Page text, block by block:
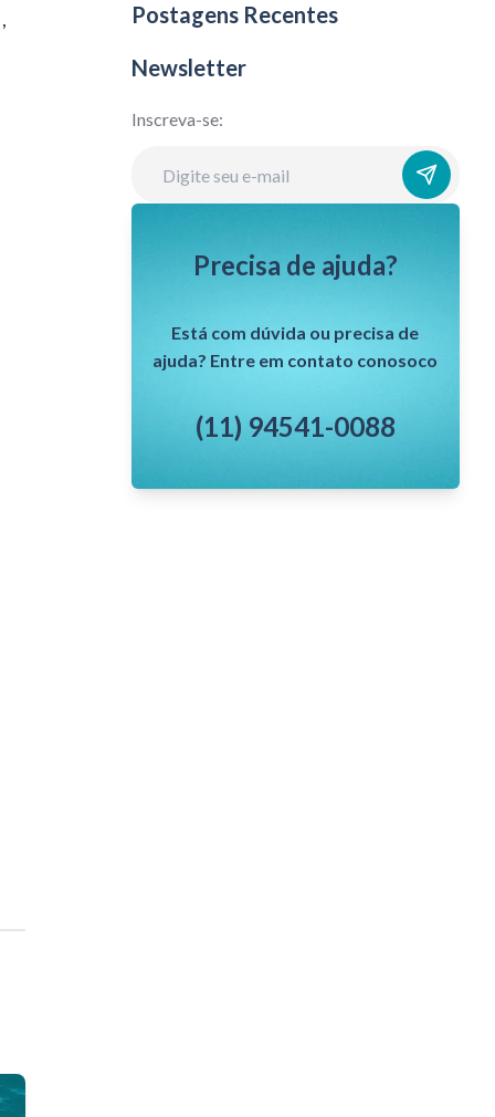
Postagens Recentes
Newsletter
Inscreva-se:
Precisa de ajuda?
Está com dúvida ou precisa de
ajuda? Entre em contato conosoco
(11) 94541-0088